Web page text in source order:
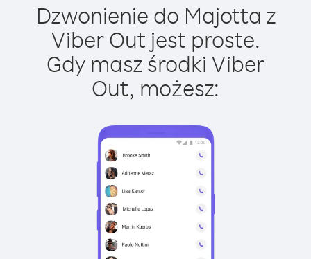
Dzwonienie do Majotta z
Viber Out jest proste.
Gdy masz środki Viber
Out, możesz: